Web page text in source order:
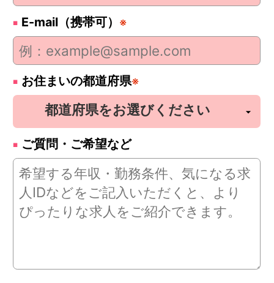
E-mail（携帯可） ※
お住まいの都道府県※
ご質問・ご希望など